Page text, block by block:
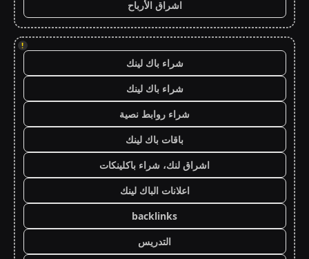
اشراق الأرباح
!
شراء باك لينك
شراء باك لينك
شراء روابط نصية
باقات باك لينك
اشراق لنك، شراء باكلينكات
اعلانات الباك لينك
backlinks
التدريس